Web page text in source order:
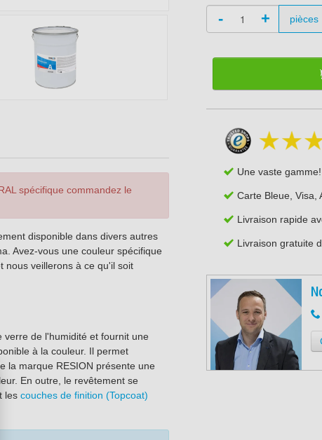
spécifique commandez le
disponible dans divers autres
Avez-vous une couleur spécifique
nous veillerons à ce qu'il soit
de l'humidité et fournit une
à la couleur. Il permet
la marque RESION présente une
En outre, le revêtement se
les couches de finition (Topcoat)
- + pièces
Une vaste gamme!
Carte Bleue, Visa,
Livraison rapide
Livraison gratuite